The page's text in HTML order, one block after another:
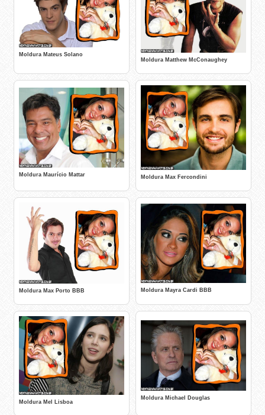
Moldura Mateus Solano
Moldura Matthew McConaughey
Moldura Maurício Mattar Moldura Max Fercondini
Moldura Max Porto BBB Moldura Mayra Cardi BBB
Moldura Mel Lisboa
Moldura Michael Douglas